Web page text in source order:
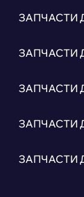
ЗАПЧАСТИ
ЗАПЧАСТИ
ЗАПЧАСТИ
ЗАПЧАСТИ
ЗАПЧАСТИ